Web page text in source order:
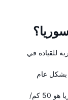
للقيادة في
بشكل عام
الحد الأقصى للسرعة في سوريا هو 50 كم/